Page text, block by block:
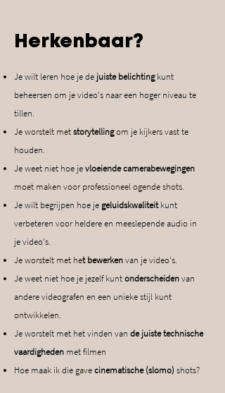
Herkenbaar?
Je wilt leren hoe je de juiste belichtingkunt
beheersen om je video's naar een hoger niveau te
tillen.
Je worstelt metstorytellingom je kijkers vast te
houden.
Je weet niet hoe jevloeiende camerabewegingen
moet maken voor professioneel ogende shots.
Je wilt begrijpen hoe je geluidskwaliteitkunt
verbeteren voor heldere en meeslepende audio in
je video's.
Je worstelt met het bewerkenvan je video's.
Je weet niet hoe je jezelf kuntonderscheidenvan
andere videografen en een unieke stijl kunt
ontwikkelen.
Je worstelt met het vinden van de juiste technische
vaardigheden met filmen
Hoe maak ik die gavecinematische (slomo) shots?